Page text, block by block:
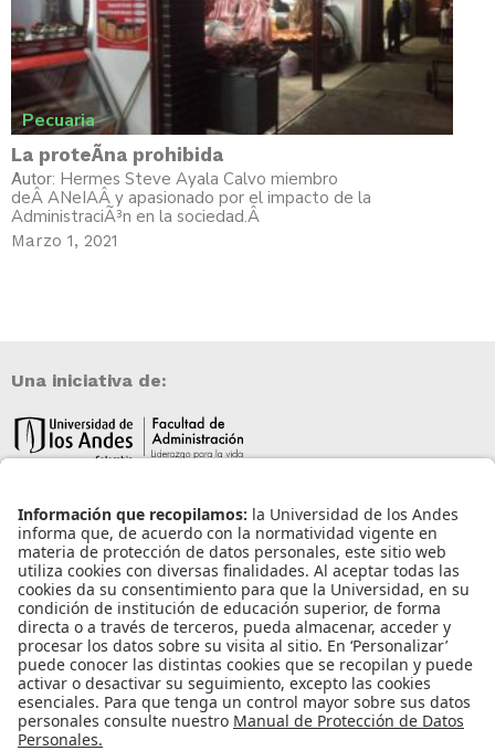
Pecuaria
La proteÃ­na prohibida
Autor: Hermes Steve Ayala Calvo miembro
deÂ ANeIAÂ y apasionado por el impacto de la
AdministraciÃ³n en la sociedad.Â
Marzo 1, 2021
Una iniciativa de:
Información de contacto
info@aneia.edu.co
Bogotá, Colombia
Enlaces de interés
Iniciar sesión
Política de tratamiento de datos personales